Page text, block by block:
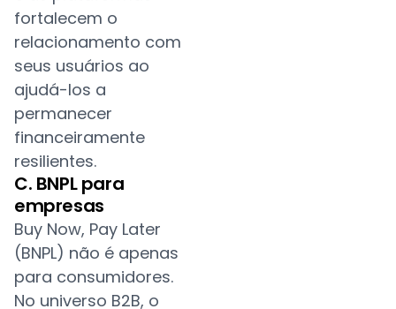
fortalecem o
relacionamento com
seus usuários ao
ajudá-los a
permanecer
financeiramente
resilientes.
C. BNPL para
empresas
Buy Now, Pay Later
(BNPL) não é apenas
para consumidores.
No universo B2B, o